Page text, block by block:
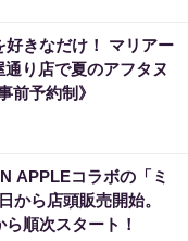
好きなだけ！ マリアー
り店で夏のアフタヌ
前予約制》
APPLEコラボの「ミ
から店頭販売開始。
順次スタート！